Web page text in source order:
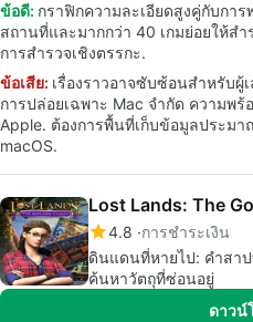
ข้อดี: กราฟิกความละเอียดสูงคู่กับกา
สถานที่และมากกว่า 40 เกมย่อยให้ส
การสำรวจเชิงตรรกะ.
ข้อเสีย: เรื่องราวอาจซับซ้อนสำหรับ
การปล่อยเฉพาะ Mac จำกัด ความพ
Apple. ต้องการพื้นที่เก็บข้อมูลประม
macOS.
Lost Lands: The
4.8 การชำระเงิน
ดินแดนที่หายไป: คำสา
ค้นหาวัตถุที่ซ่อนอยู่
ดาวน์